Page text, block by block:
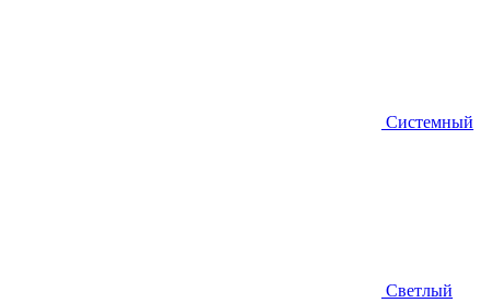
Системный
Светлый